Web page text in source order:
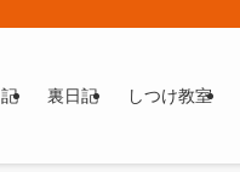
裏日記 しつけ教室